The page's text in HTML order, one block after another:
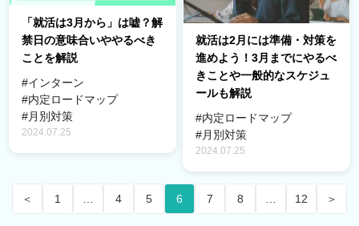
「就活は3月から」は嘘？解
禁日の意味合いややるべき
ことを解説
#インターン
#内定ロードマップ
#月別対策
2024.07.25
就活は2月には準備・対策を
進めよう！3月までにやるべ
きことや一般的なスケジュ
ールも解説
#内定ロードマップ
#月別対策
2024.07.25
＜ 1 4 5 6 7 8 12 ＞